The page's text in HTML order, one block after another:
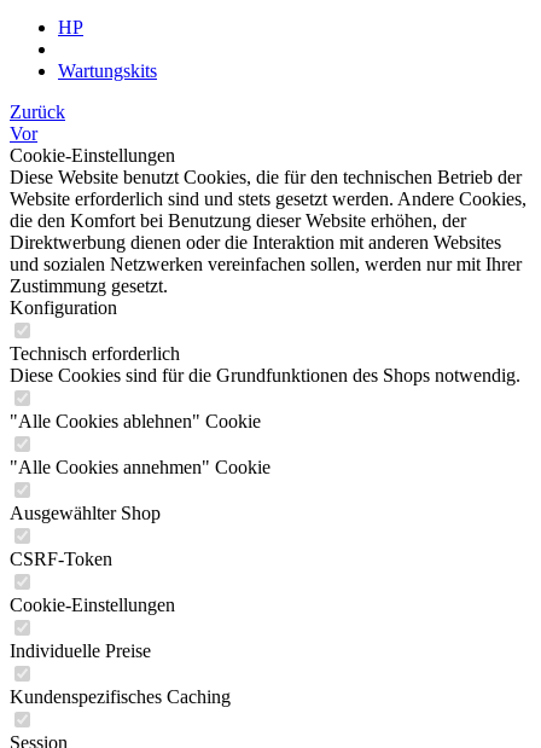
HP
Wartungskits
Zurück
Vor
Cookie-Einstellungen
Diese Website benutzt Cookies, die für den technischen Betrieb der
Website erforderlich sind und stets gesetzt werden. Andere Cookies,
die den Komfort bei Benutzung dieser Website erhöhen, der
Direktwerbung dienen oder die Interaktion mit anderen Websites
und sozialen Netzwerken vereinfachen sollen, werden nur mit Ihrer
Zustimmung gesetzt.
Konfiguration
Technisch erforderlich
Diese Cookies sind für die Grundfunktionen des Shops notwendig.
"Alle Cookies ablehnen" Cookie
"Alle Cookies annehmen" Cookie
Ausgewählter Shop
CSRF-Token
Cookie-Einstellungen
Individuelle Preise
Kundenspezifisches Caching
Session